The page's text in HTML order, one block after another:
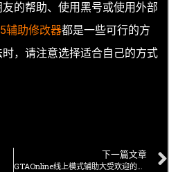
的帮助、使用黑号或使用外部
辅助修改器都是一些可行的方
，请注意选择适合自己的方式
下一篇文章
GTAOnline线上模式辅助大受欢迎的原因